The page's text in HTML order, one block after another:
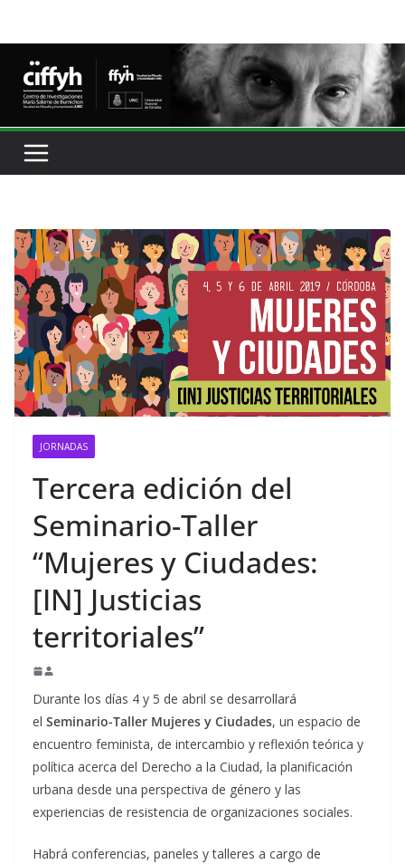
JORNADAS
Tercera edición del
Seminario-Taller
“Mujeres y Ciudades:
[IN] Justicias
territoriales”
Durante los días 4 y 5 de abril se desarrollará
el Seminario-Taller Mujeres y Ciudades, un espacio de
encuentro feminista, de intercambio y reflexión teórica y
política acerca del Derecho a la Ciudad, la planificación
urbana desde una perspectiva de género y las
experiencias de resistencia de organizaciones sociales.
Habrá conferencias, paneles y talleres a cargo de